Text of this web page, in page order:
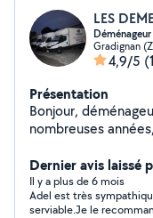
LES
Gradignan
4,9/5
Présentation
Bonjour,
nombreuses
Dernier avis laissé
Il y a plus de 6 mois
Adel est très
serviable.Je le